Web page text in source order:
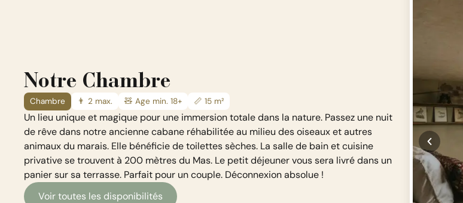
Notre Chambre
Chambre 👨 2 max. 🧸 Age min. 18+ 📏 15 m²
Un lieu unique et magique pour une immersion totale dans la nature. Passez une nuit
de rêve dans notre ancienne cabane réhabilitée au milieu des oiseaux et autres
animaux du marais. Elle bénéficie de toilettes sèches. La salle de bain et cuisine
privative se trouvent à 200 mètres du Mas. Le petit déjeuner vous sera livré dans un
panier sur sa terrasse. Parfait pour un couple. Déconnexion absolue !
Voir toutes les disponibilités